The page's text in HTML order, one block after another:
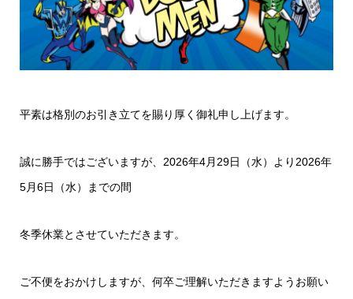
平素は格別のお引き立てを賜り厚く御礼申し上げます。
誠に勝手ではございますが、2026年4月29日（水）より2026年
5月6日（水）までの間
冬季休業とさせていただきます。
ご不便をおかけしますが、何卒ご理解いただきますようお願い